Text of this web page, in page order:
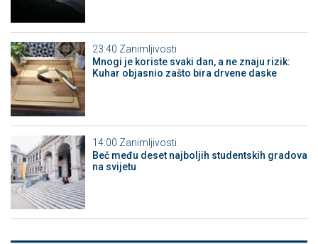
23:40 Zanimljivosti
Mnogi je koriste svaki dan, a ne znaju rizik:
Kuhar objasnio zašto bira drvene daske
14:00 Zanimljivosti
Beč među deset najboljih studentskih gradova
na svijetu